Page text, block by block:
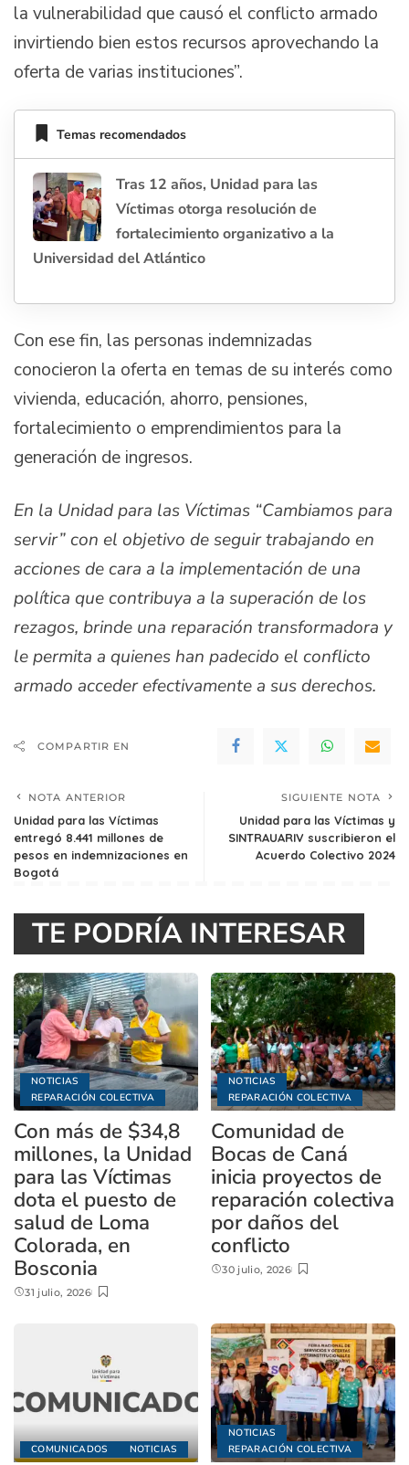
la vulnerabilidad que causó el conflicto armado
invirtiendo bien estos recursos aprovechando la
oferta de varias instituciones”.
Temas recomendados
Tras 12 años, Unidad para las
Víctimas otorga resolución de
fortalecimiento organizativo a la
Universidad del Atlántico
Con ese fin, las personas indemnizadas
conocieron la oferta en temas de su interés como
vivienda, educación, ahorro, pensiones,
fortalecimiento o emprendimientos para la
generación de ingresos.
En la Unidad para las Víctimas “Cambiamos para
servir” con el objetivo de seguir trabajando en
acciones de cara a la implementación de una
política que contribuya a la superación de los
rezagos, brinde una reparación transformadora y
le permita a quienes han padecido el conflicto
armado acceder efectivamente a sus derechos.
COMPARTIR EN
NOTA ANTERIOR
Unidad para las Víctimas
entregó 8.441 millones de
pesos en indemnizaciones en
Bogotá
SIGUIENTE NOTA
Unidad para las Víctimas y
SINTRAUARIV suscribieron el
Acuerdo Colectivo 2024
TE PODRÍA INTERESAR
NOTICIAS
REPARACIÓN COLECTIVA
Con más de $34,8
millones, la Unidad
para las Víctimas
dota el puesto de
salud de Loma
Colorada, en
Bosconia
31 julio, 2026
NOTICIAS
REPARACIÓN COLECTIVA
Comunidad de
Bocas de Caná
inicia proyectos de
reparación colectiva
por daños del
conflicto
30 julio, 2026
COMUNICADOS NOTICIAS
NOTICIAS
REPARACIÓN COLECTIVA